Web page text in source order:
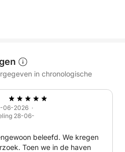
in chronologische
06-2026 ·
28-06-
beleefd. We kregen
Toen we in de haven